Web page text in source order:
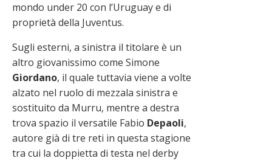
mondo under 20 con l’Uruguay e di
proprietà della Juventus.
Sugli esterni, a sinistra il titolare è un
altro giovanissimo come Simone
Giordano, il quale tuttavia viene a volte
alzato nel ruolo di mezzala sinistra e
sostituito da Murru, mentre a destra
trova spazio il versatile Fabio Depaoli,
autore già di tre reti in questa stagione
tra cui la doppietta di testa nel derby